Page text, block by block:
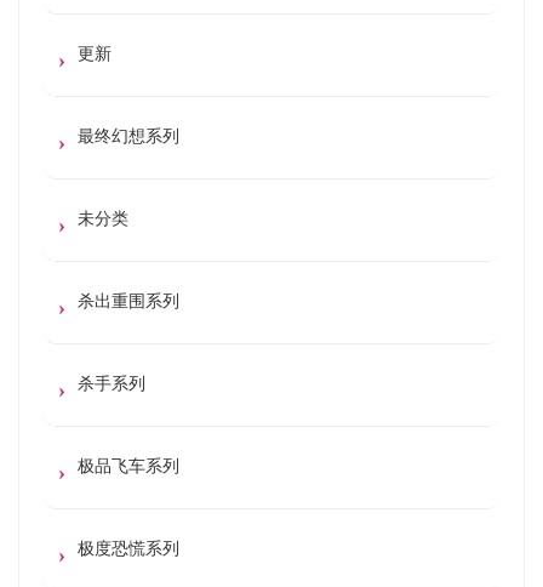
更新
最终幻想系列
未分类
杀出重围系列
杀手系列
极品飞车系列
极度恐慌系列